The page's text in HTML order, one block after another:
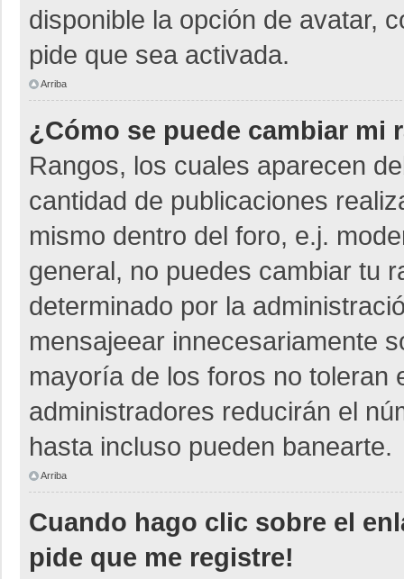
disponible la opción de avatar,
pide que sea activada.
Arriba
¿Cómo se puede cambiar mi
Rangos, los cuales aparecen
cantidad de publicaciones
mismo dentro del foro, e.j.
general, no puedes cambiar tu
determinado por la
mensajeear innecesariamente
mayoría de los foros no toleran
administradores reducirán el
hasta incluso pueden banearte.
Arriba
Cuando hago clic sobre el
pide que me registre!